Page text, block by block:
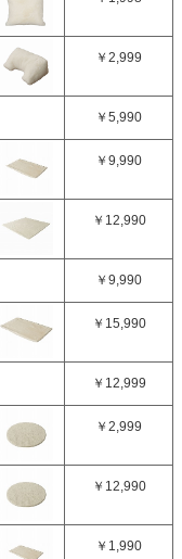
￥2,999
￥5,990
￥9,990
￥12,990
￥9,990
￥15,990
￥12,999
￥2,999
￥12,990
￥1,990